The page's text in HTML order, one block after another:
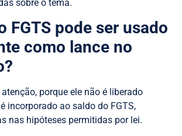
sobre o tema.
FGTS pode ser usado
como lance no
porque ele não é liberado
incorporado ao saldo do FGTS,
nas hipóteses permitidas por lei.